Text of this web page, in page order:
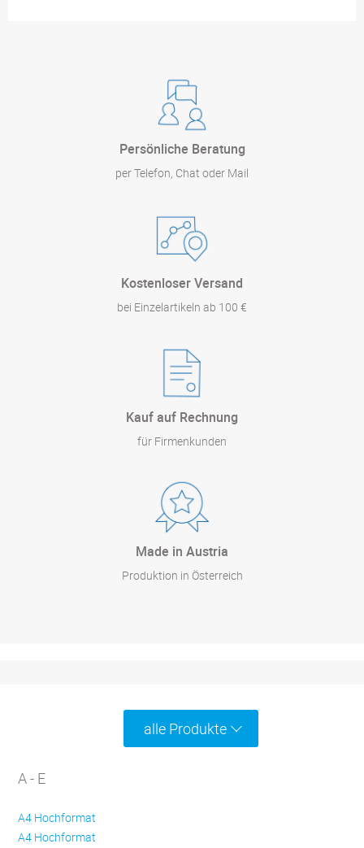
Persönliche Beratung
per Telefon, Chat oder Mail
Kostenloser Versand
bei Einzelartikeln ab 100 €
Kauf auf Rechnung
für Firmenkunden
Made in Austria
Produktion in Österreich
alle Produkte
A - E
A4 Hochformat
A4 Hochformat